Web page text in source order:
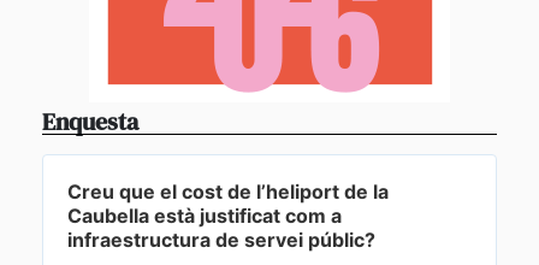
Enquesta
Creu que el cost de l’heliport de la
Caubella està justificat com a
infraestructura de servei públic?